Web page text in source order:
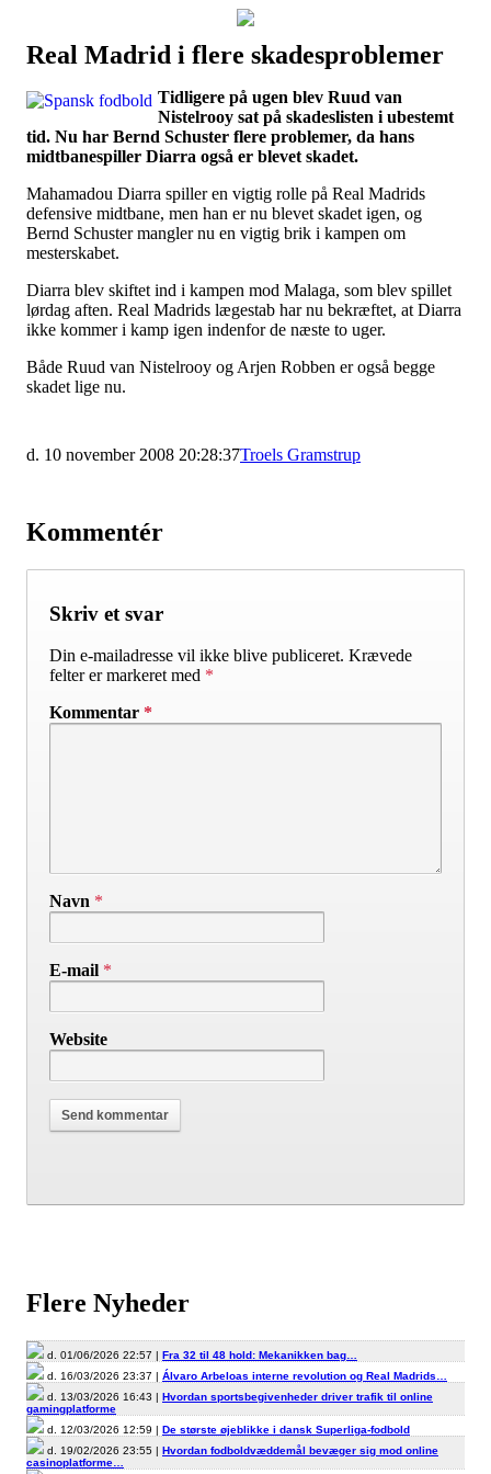
Наши партнеры
лучшие займы
Real Madrid i flere skadesproblemer
Tidligere på ugen blev Ruud van
Nistelrooy sat på skadeslisten i ubestemt
tid. Nu har Bernd Schuster flere problemer, da hans
midtbanespiller Diarra også er blevet skadet.
Mahamadou Diarra spiller en vigtig rolle på Real Madrids
defensive midtbane, men han er nu blevet skadet igen, og
Bernd Schuster mangler nu en vigtig brik i kampen om
mesterskabet.
Diarra blev skiftet ind i kampen mod Malaga, som blev spillet
lørdag aften. Real Madrids lægestab har nu bekræftet, at Diarra
ikke kommer i kamp igen indenfor de næste to uger.
Både Ruud van Nistelrooy og Arjen Robben er også begge
skadet lige nu.
d. 10 november 2008 20:28:37Troels Gramstrup
Kommentér
Skriv et svar
Din e-mailadresse vil ikke blive publiceret. Krævede
felter er markeret med *
Kommentar *
Navn *
E-mail *
Website
Flere Nyheder
d. 01/06/2026 22:57 | Fra 32 til 48 hold: Mekanikken bag…
d. 16/03/2026 23:37 | Álvaro Arbeloas interne revolution og Real Madrids…
d. 13/03/2026 16:43 | Hvordan sportsbegivenheder driver trafik til online
gamingplatforme
d. 12/03/2026 12:59 | De største øjeblikke i dansk Superliga-fodbold
d. 19/02/2026 23:55 | Hvordan fodboldvæddemål bevæger sig mod online
casinoplatforme…